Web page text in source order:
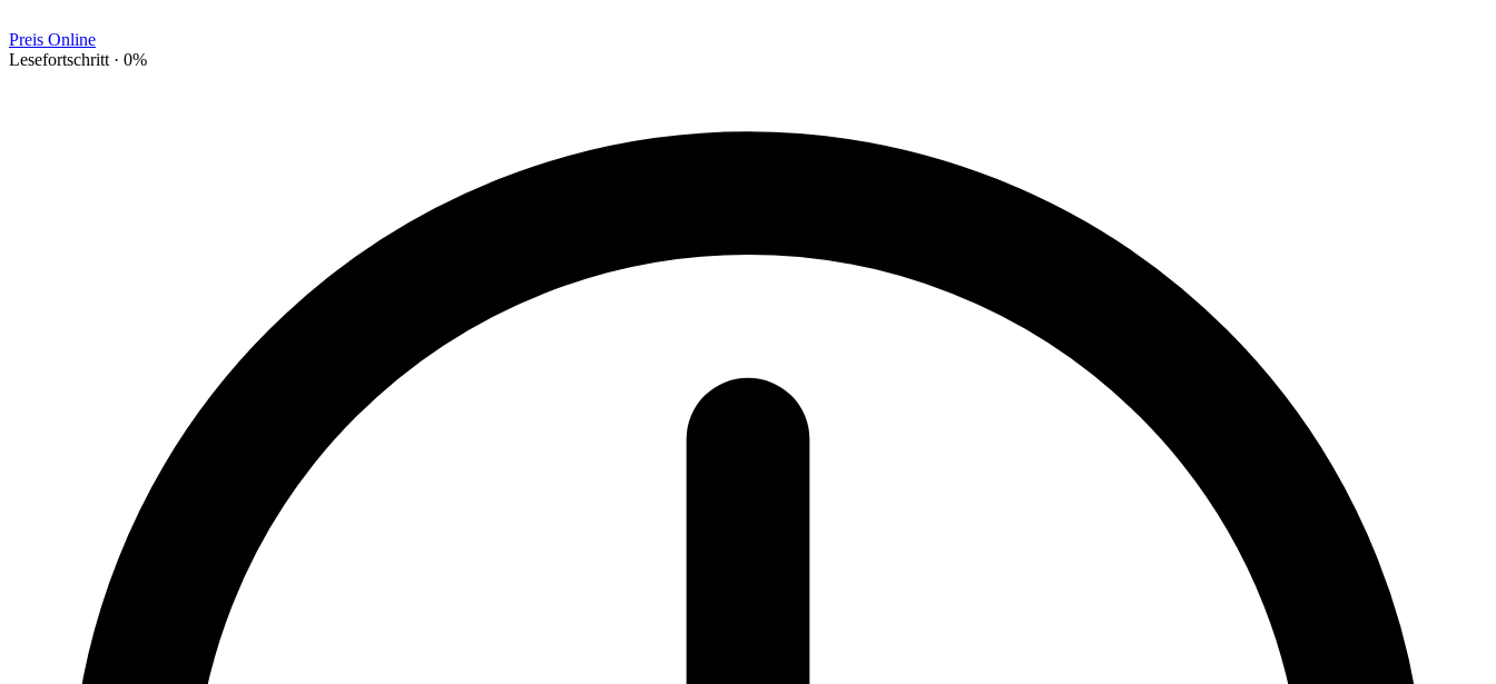
Preis Online
Lesefortschritt · 0%